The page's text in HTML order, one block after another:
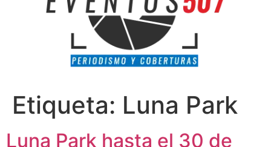
Etiqueta: Luna Park
Luna Park hasta el 30 de